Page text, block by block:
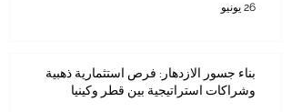
26 يونيو
بناء جسور الازدهار: فرص استثمارية ذهبية
وشراكات استراتيجية بين قطر وكينيا